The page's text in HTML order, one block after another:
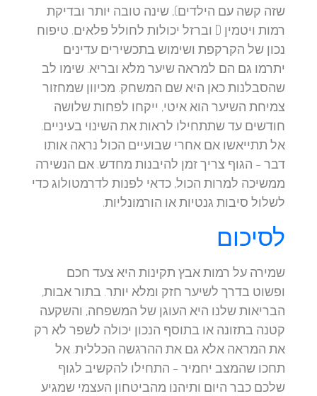
שזה קשה עם הילדים), שינה טובה יותר ובדיקת
רמות ויטמין D וברזל יכולות לחולל פלאים. טיפוח
נכון של הקרקפת ושימוש בתכשירים עדינים
יתרמו גם הם למראה שיער מלא ובריא. שימו לב
שהסבלנות כאן היא שם המשחק. מכיוון שמחזור
צמיחת השיער הוא איטי, ייקחו לפחות שלושה
חודשים עד שתתחילו לראות את השינוי בעיניים.
אל תתייאשו אם אחרי שבועיים הכול נראה אותו
דבר – הגוף צריך זמן להיבנות מחדש. אם הנשירה
ממשיכה למרות הכול, כדאי לפנות לדרמטולוג כדי
לשלול סיבות גנטיות או הורמונליות.
לסיכום
שמירה על רמות אבץ תקינות היא צעד חכם
ופשוט בדרך לשיער חזק ומלא יותר. בתור אבות,
הבריאות שלנו היא העוגן של המשפחה, והשקעה
קטנה בתזונה או בתוסף הנכון יכולה לשפר לא רק
את המראה אלא גם את ההרגשה הכללית. אל
תחכו שהמצב יחמיר – התחילו להקשיב לגוף
שלכם כבר היום ותיהנו מהביטחון העצמי שמגיע